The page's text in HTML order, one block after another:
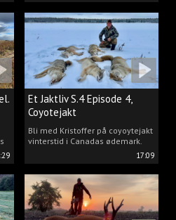
17:09
Et Jaktliv S.4 Episode 4,
Coyotejakt
Bli med Kristoffer på coyoytejakt
vinterstid i Canadas ødemark.